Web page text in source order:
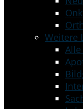
Weitere